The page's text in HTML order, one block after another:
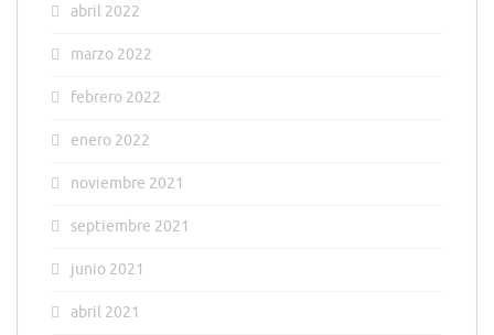
abril 2022
marzo 2022
febrero 2022
enero 2022
noviembre 2021
septiembre 2021
junio 2021
abril 2021